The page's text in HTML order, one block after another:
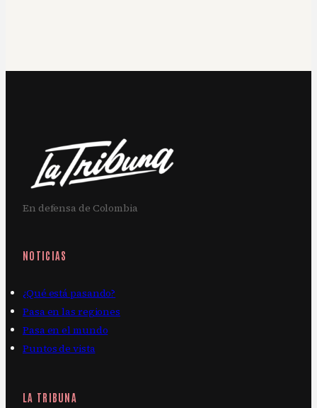
En defensa de Colombia
NOTICIAS
¿Qué está pasando?
Pasa en las regiones
Pasa en el mundo
Puntos de vista
LA TRIBUNA